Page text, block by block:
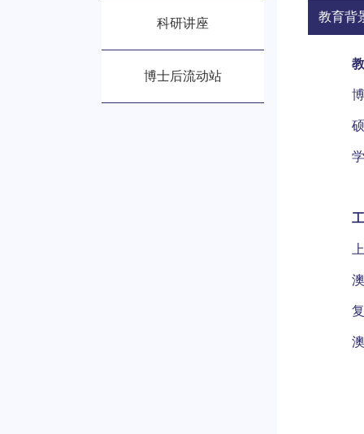
科研讲座
博士后流动站
教育背